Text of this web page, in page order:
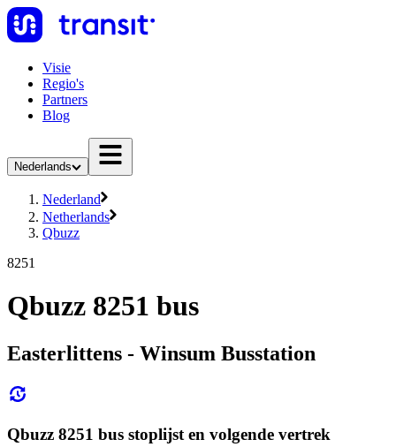
Visie
Regio's
Partners
Blog
Nederlands
Nederland
Netherlands
Qbuzz
8251
Qbuzz 8251 bus
Easterlittens - Winsum Busstation
Qbuzz 8251 bus stoplijst en volgende vertrek